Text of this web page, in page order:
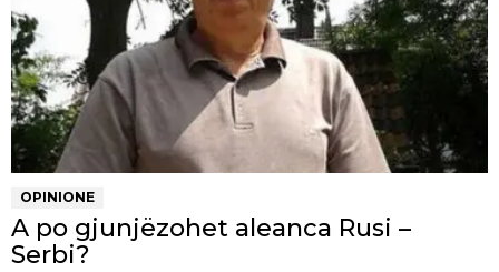
OPINIONE
A po gjunjëzohet aleanca Rusi –
Serbi?